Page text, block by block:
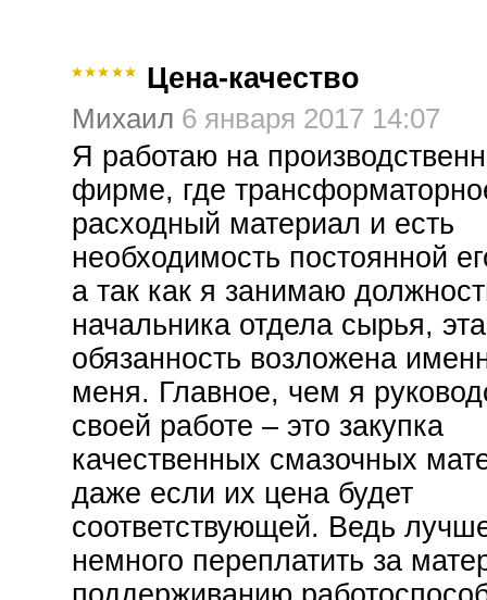
Цена-качество
Михаил 6 января 2017 14:07
Я работаю на
фирме, где
расходный материал и есть
необходимость постоянной
а так как я занимаю
начальника отдела сырья, эта
обязанность возложена
меня. Главное, чем я
своей работе – это закупка
качественных смазочных
даже если их цена будет
соответствующей. Ведь
немного переплатить за